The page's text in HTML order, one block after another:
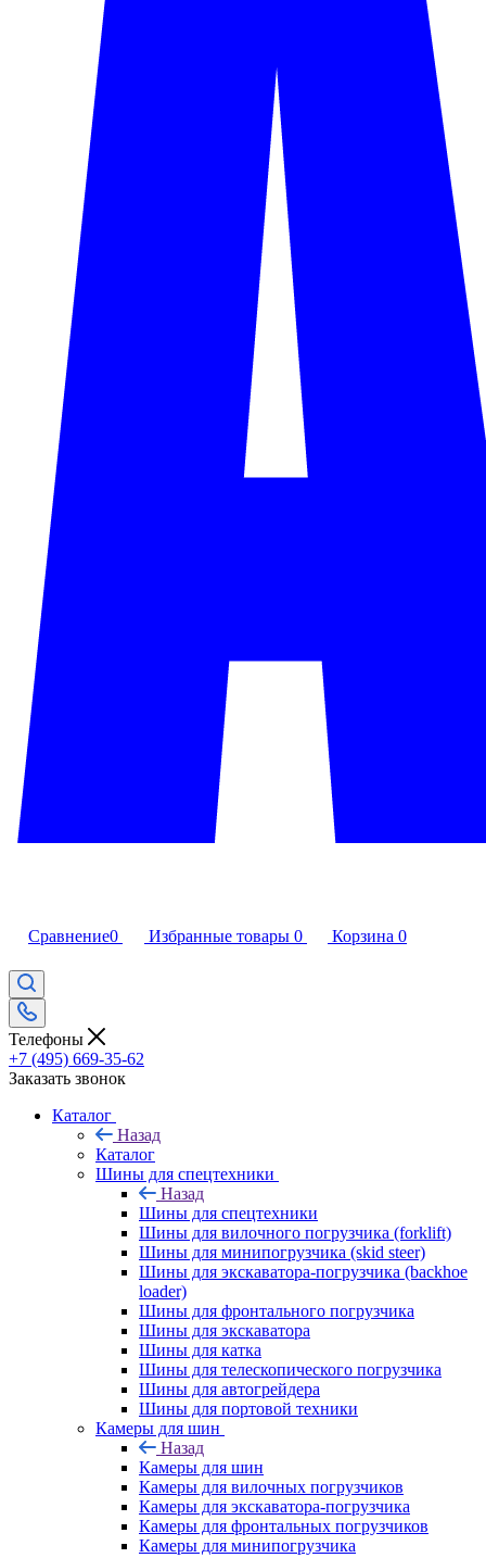
Сравнение0 Избранные товары 0 Корзина 0
Телефоны
+7 (495) 669-35-62
Заказать звонок
Каталог
Назад
Каталог
Шины для спецтехники
Назад
Шины для спецтехники
Шины для вилочного погрузчика (forklift)
Шины для минипогрузчика (skid steer)
Шины для экскаватора-погрузчика (backhoe
loader)
Шины для фронтального погрузчика
Шины для экскаватора
Шины для катка
Шины для телескопического погрузчика
Шины для автогрейдера
Шины для портовой техники
Камеры для шин
Назад
Камеры для шин
Камеры для вилочных погрузчиков
Камеры для экскаватора-погрузчика
Камеры для фронтальных погрузчиков
Камеры для минипогрузчика